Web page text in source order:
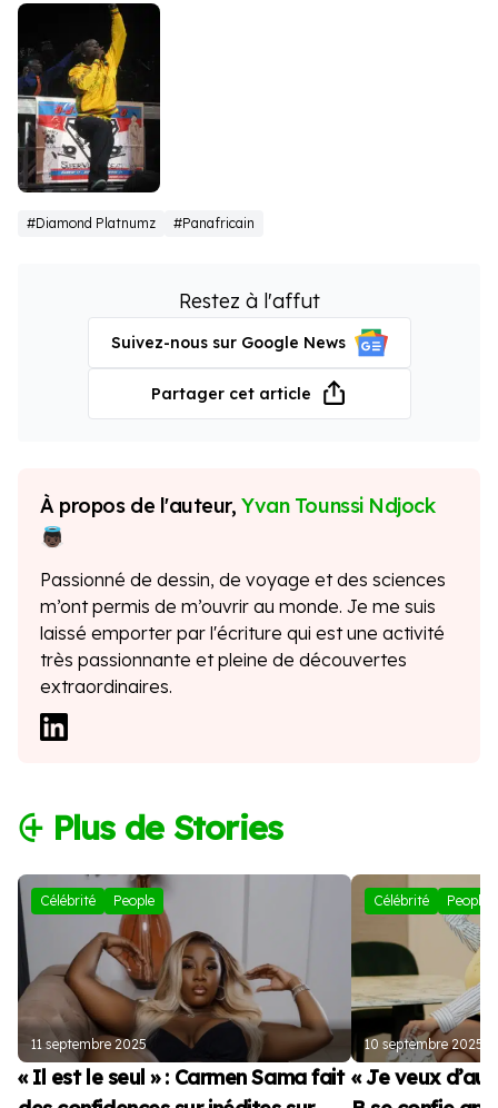
Akon
#Diamond Platnumz #Panafricain
Restez à l'affut
Suivez-nous sur Google News
Partager cet article
À propos de l'auteur,Yvan Tounssi Ndjock
Passionné de dessin, de voyage et des sciences
m’ont permis de m’ouvrir au monde. Je me suis
laissé emporter par l'écriture qui est une activité
très passionnante et pleine de découvertes
extraordinaires.
⨭ Plus de Stories
Célébrité People
11 septembre 2025
« Il est le seul » : Carmen Sama fait
Célébrité People
10 septembre 2025
« Je veux